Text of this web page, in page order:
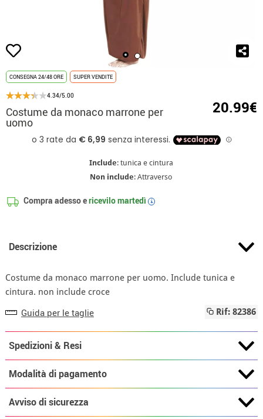
CONSEGNA 24/48 ORE SUPER VENDITE
4.34/5.00
Costume da monaco marrone per
uomo
20.99€
Include: tunica e cintura
Non include: Attraverso
Compra adesso ericevilomartedì i
Descrizione
Costume da monaco marrone per uomo. Include tunica e
cintura. non include croce
Guida per le taglie Rif: 82386
Spedizioni & Resi
Modalità di pagamento
Avviso di sicurezza